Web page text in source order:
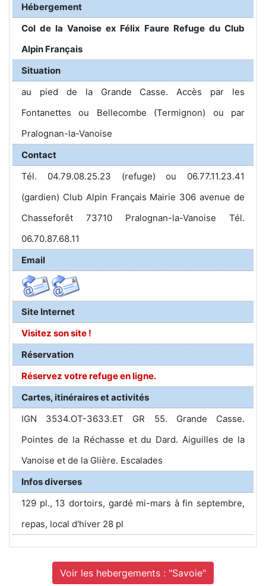
Hébergement
Col de la Vanoise ex Félix Faure Refuge du Club
Alpin Français
Situation
au pied de la Grande Casse. Accès par les
Fontanettes ou Bellecombe (Termignon) ou par
Pralognan-la-Vanoise
Contact
Tél. 04.79.08.25.23 (refuge) ou 06.77.11.23.41
(gardien) Club Alpin Français Mairie 306 avenue de
Chasseforêt 73710 Pralognan-la-Vanoise Tél.
06.70.87.68.11
Email
Site Internet
Visitez son site !
Réservation
Réservez votre refuge en ligne.
Cartes, itinéraires et activités
IGN 3534.OT-3633.ET GR 55. Grande Casse.
Pointes de la Réchasse et du Dard. Aiguilles de la
Vanoise et de la Glière. Escalades
Infos diverses
129 pl., 13 dortoirs, gardé mi-mars à fin septembre,
repas, local d'hiver 28 pl
Voir les hebergements : "Savoie"